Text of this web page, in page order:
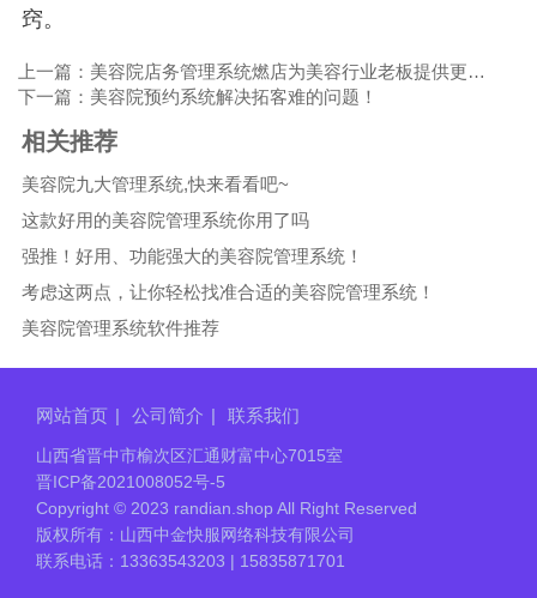
窍。
上一篇：美容院店务管理系统燃店为美容行业老板提供更加方便服务
下一篇：美容院预约系统解决拓客难的问题！
相关推荐
美容院九大管理系统,快来看看吧~
这款好用的美容院管理系统你用了吗
强推！好用、功能强大的美容院管理系统！
考虑这两点，让你轻松找准合适的美容院管理系统！
美容院管理系统软件推荐
网站首页 | 公司简介 | 联系我们
山西省晋中市榆次区汇通财富中心7015室
晋ICP备2021008052号-5
Copyright © 2023 randian.shop All Right Reserved
版权所有：山西中金快服网络科技有限公司
联系电话：13363543203 | 15835871701